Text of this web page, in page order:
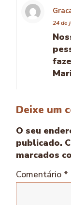
24 de
Deixe um
O seu
publicado.
marcados
Comentário *